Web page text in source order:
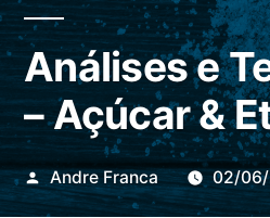
Análises e
– Açúcar &
Publicado
por
Andre Franca 02/